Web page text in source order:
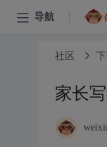
导航
社区
家长